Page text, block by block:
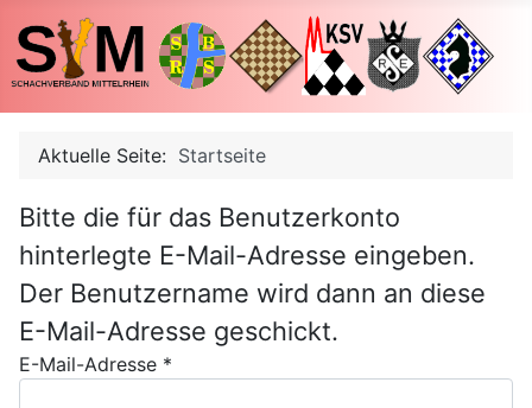
Aktuelle Seite: Startseite
Bitte die für das Benutzerkonto
hinterlegte E-Mail-Adresse eingeben.
Der Benutzername wird dann an diese
E-Mail-Adresse geschickt.
E-Mail-Adresse *